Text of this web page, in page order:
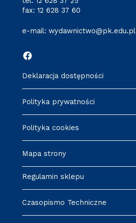
fax: 12 628 37 60
e-mail: wydawnictwo@pk.edu.pl
Deklaracja dostępności
Polityka prywatności
Polityka cookies
Mapa strony
Regulamin sklepu
Czasopismo Techniczne